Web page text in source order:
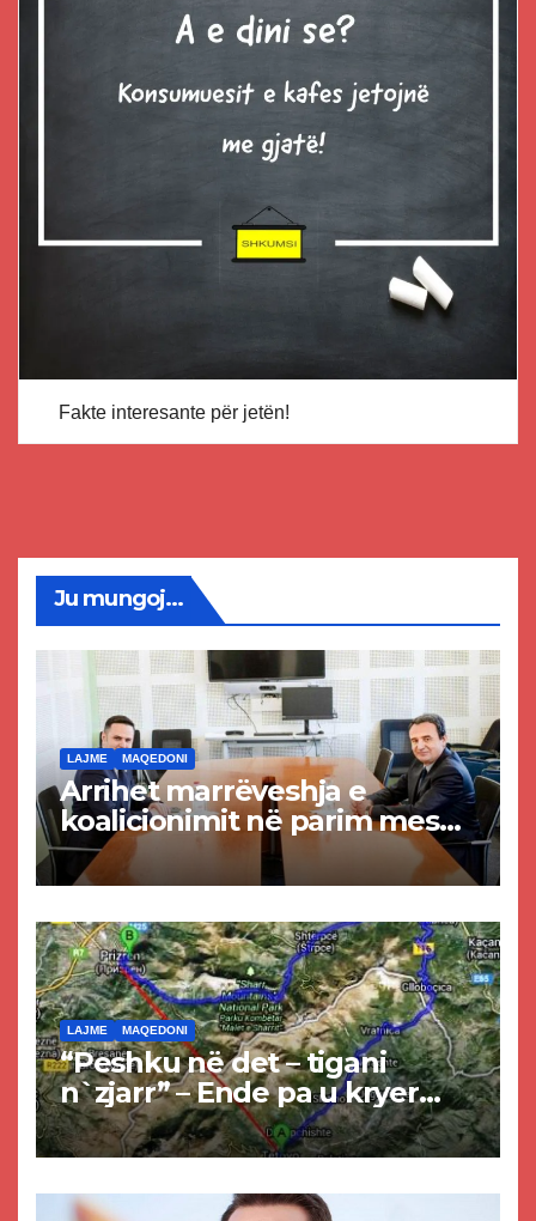
Fakte interesante për jetën!
Ju mungoj...
LAJME MAQEDONI
Arrihet marrëveshja e
koalicionimit në parim mes
Kurtit dhe Abdixhikut
LAJME MAQEDONI
“Peshku në det – tigani
n`zjarr” – Ende pa u kryer
projekti i tunelit, komuna e
Tetovës nis punimet për